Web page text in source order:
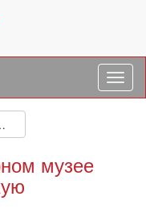
энциклопедию»
музее